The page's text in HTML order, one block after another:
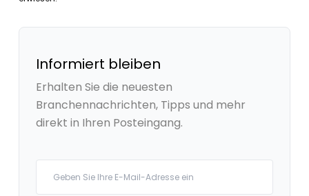
Informiert bleiben
Erhalten Sie die neuesten
Branchennachrichten, Tipps und mehr
direkt in Ihren Posteingang.